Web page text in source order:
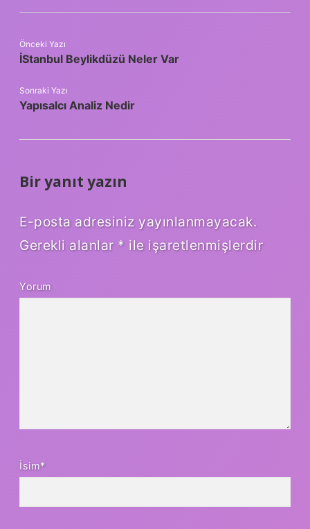
Önceki Yazı
İStanbul Beylikdüzü Neler Var
Sonraki Yazı
Yapısalcı Analiz Nedir
Bir yanıt yazın
E-posta adresiniz yayınlanmayacak.
Gerekli alanlar * ile işaretlenmişlerdir
Yorum
İsim*